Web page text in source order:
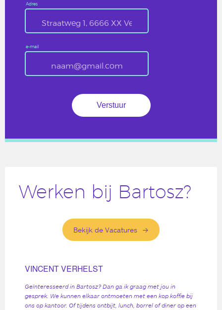
Adres
e-mail
Werken bij Bartosz?
Bekijk de Vacatures
VINCENT VERHELST
Geïnteresseerd in Bartosz? Dan ga ik graag met jou in
gesprek. We kunnen elkaar ontmoeten met een kop koffie bij
ons op kantoor. Of tijdens ontbijt, lunch, borrel of diner op een